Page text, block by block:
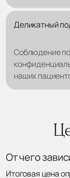
Деликатный
Соблюдение
наших
От чего
Итоговая цена